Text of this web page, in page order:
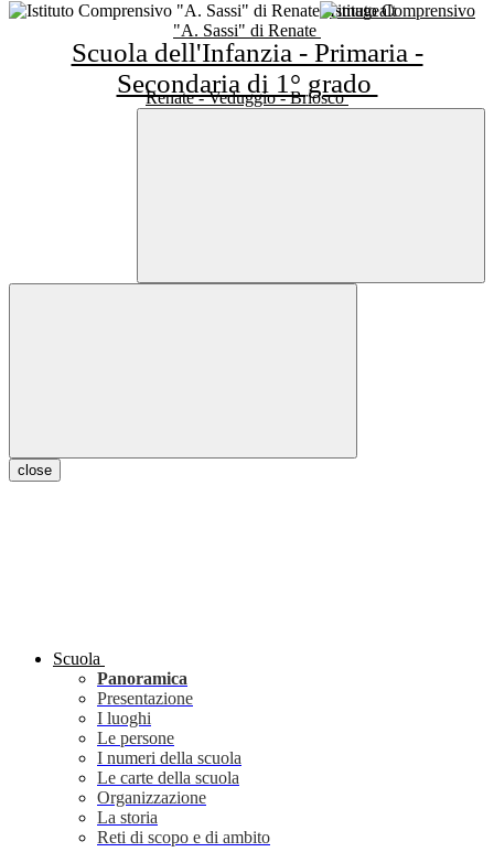
Istituto Comprensivo
"A. Sassi" di Renate
Scuola dell'Infanzia - Primaria -
Secondaria di 1° grado
Renate - Veduggio - Briosco
close
Scuola
Panoramica
Presentazione
I luoghi
Le persone
I numeri della scuola
Le carte della scuola
Organizzazione
La storia
Reti di scopo e di ambito